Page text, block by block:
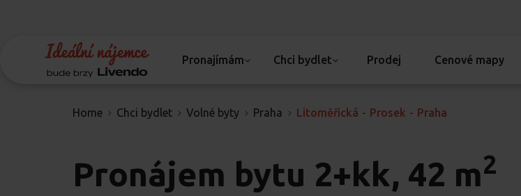
Pronajímám Chci bydlet Prodej Cenové mapy
Home Chci bydlet Volné byty Praha Litoměřická - Prosek - Praha
Pronájem bytu 2+kk, 42 m2